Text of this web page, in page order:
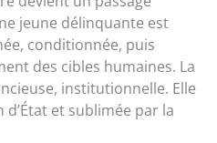
jeune délinquante est
conditionnée, puis
des cibles humaines. La
institutionnelle. Elle
et sublimée par la